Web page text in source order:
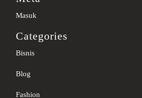
Masuk
Categories
Bisnis
Blog
Fashion